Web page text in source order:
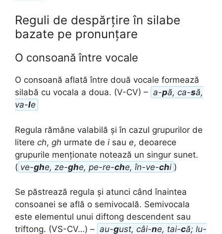
Reguli de despărțire în silabe
bazate pe pronunțare
O consoană între vocale
O consoană aflată între două vocale formează
silabă cu vocala a doua. (V-CV) – a-pă, ca-să,
va-le
Regula rămâne valabilă și în cazul grupurilor de
litere ch, gh urmate de i sau e, deoarece
grupurile menționate notează un singur sunet.
( ve-ghe, ze-ghe, pe-re-che, în-ve-chi )
Se păstrează regula și atunci când înaintea
consoanei se află o semivocală. Semivocala
este elementul unui diftong descendent sau
triftong. (VS-CV…) – au-gust, câi-ne, tai-că; lu-